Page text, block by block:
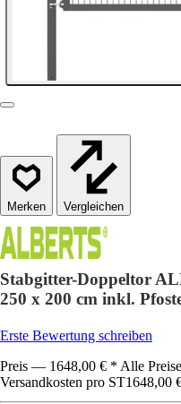
Vergleichen
Stabgitter-Doppeltor
250 x 200 cm inkl.
Erste Bewertung schreiben
Preis — 1648,00 € * Alle
Versandkosten pro ST1648,00